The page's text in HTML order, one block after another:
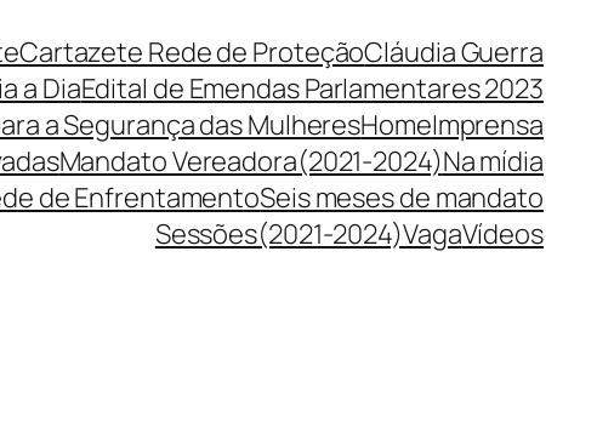
Cartazete Rede de ProteçãoCláudia Guerra
a DiaEdital de Emendas Parlamentares 2023
a Segurança das MulheresHomeImprensa
Mandato Vereadora(2021-2024)Na mídia
de EnfrentamentoSeis meses de mandato
Sessões(2021-2024)VagaVídeos